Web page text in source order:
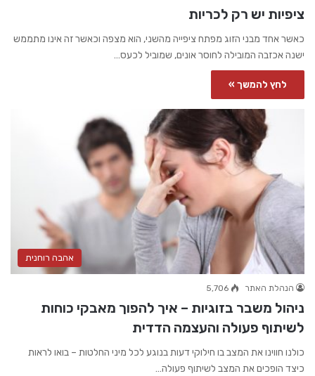
ציפיות יש רק לכריות
כאשר אחד מבני הזוג מפתח ציפייה מהשני, הוא מצפה וכאשר זה אינו מתממש
ישנה אכזבה המובילה לחוסר אונים, שמוביל לכעס…
לחץ להמשך »
אהבה רוחנית
הנהלת האתר 5,706
ניהול משבר בזוגיות – איך להפוך מאבקי כוחות
לשיתוף פעולה והעצמה הדדית
כולנו חווינו את המצב בו חילוקי דעות בנוגע לכל מיני החלטות – בואו לראות
כיצד הופכים את המצב לשיתוף פעולה…